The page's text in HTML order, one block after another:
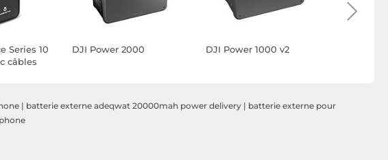
Series 10
câbles
DJI Power 2000 DJI Power 1000 v2
| batterie externe adeqwat 20000mah power delivery | batterie externe pour